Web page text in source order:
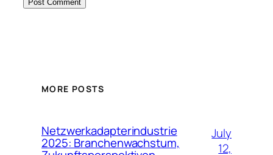
MORE POSTS
Netzwerkadapterindustrie
2025: Branchenwachstum,
July
12,